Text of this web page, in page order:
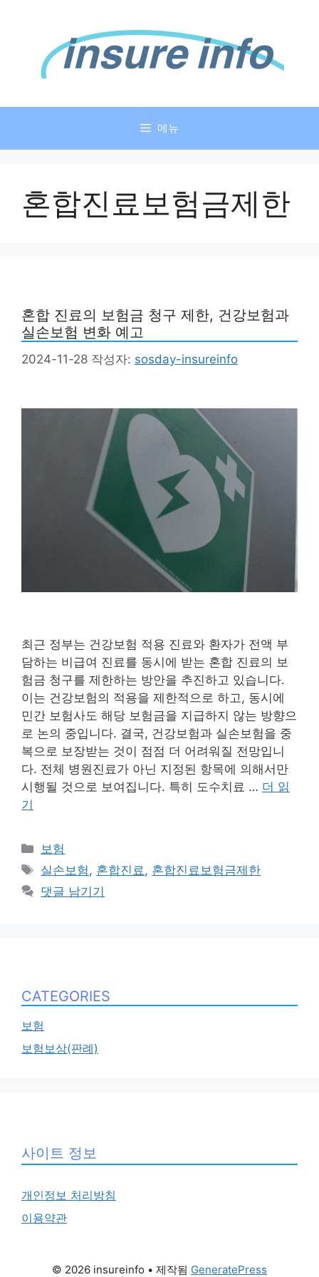
메뉴
혼합진료보험금제한
혼합 진료의 보험금 청구 제한, 건강보험과
실손보험 변화 예고
2024-11-28 작성자: sosday-insureinfo
최근 정부는 건강보험 적용 진료와 환자가 전액 부
담하는 비급여 진료를 동시에 받는 혼합 진료의 보
험금 청구를 제한하는 방안을 추진하고 있습니다.
이는 건강보험의 적용을 제한적으로 하고, 동시에
민간 보험사도 해당 보험금을 지급하지 않는 방향으
로 논의 중입니다. 결국, 건강보험과 실손보험을 중
복으로 보장받는 것이 점점 더 어려워질 전망입니
다. 전체 병원진료가 아닌 지정된 항목에 의해서만
시행될 것으로 보여집니다. 특히 도수치료 … 더 읽
기
카
테
리
보험
태
그
실손보험, 혼합진료, 혼합진료보험금제한
댓글 남기기
CATEGORIES
보험
보험보상(판례)
사이트 정보
개인정보 처리방침
이용약관
© 2026 insureinfo • 제작됨 GeneratePress